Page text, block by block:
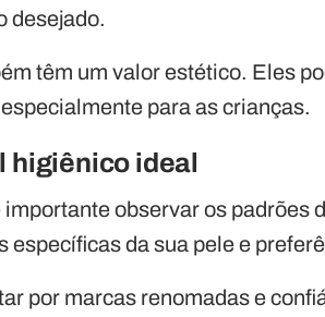
desejado.
têm um valor estético. Eles
para as crianças.
higiênico ideal
observar os padrões
específicas da sua pele e
por marcas renomadas e